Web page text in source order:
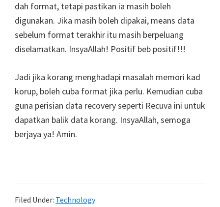
dah format, tetapi pastikan ia masih boleh
digunakan. Jika masih boleh dipakai, means data
sebelum format terakhir itu masih berpeluang
diselamatkan. InsyaAllah! Positif beb positif!!!
Jadi jika korang menghadapi masalah memori kad
korup, boleh cuba format jika perlu. Kemudian cuba
guna perisian data recovery seperti Recuva ini untuk
dapatkan balik data korang. InsyaAllah, semoga
berjaya ya! Amin.
Filed Under: Technology